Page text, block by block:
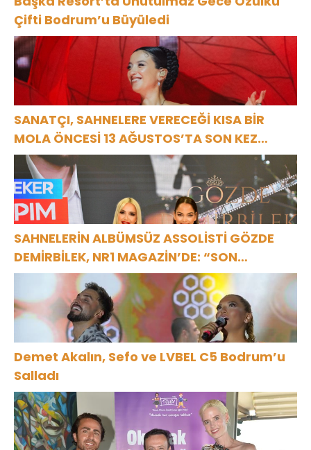
Çifti Bodrum’u Büyüledi
SANATÇI, SAHNELERE VERECEĞİ KISA BİR
MOLA ÖNCESİ 13 AĞUSTOS’TA SON KEZ
HARBİYE’DE OLACAK!
SAHNELERİN ALBÜMSÜZ ASSOLİSTİ GÖZDE
DEMİRBİLEK, NR1 MAGAZİN’DE: “SON
ASSOLİST OLARAK VAR OLACAĞIM!”
Demet Akalın, Sefo ve LVBEL C5 Bodrum’u
Salladı